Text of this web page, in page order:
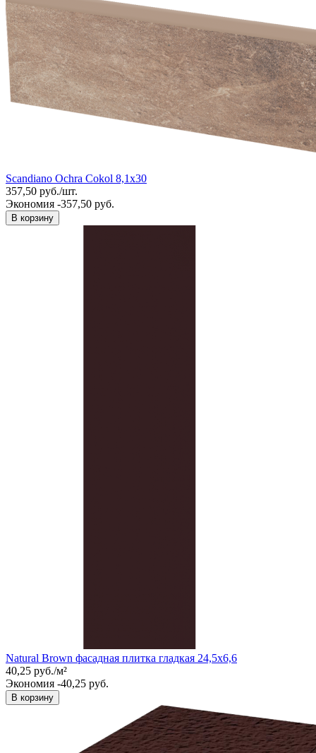
Scandiano Ochra Cokol 8,1x30
357,50 руб./шт.
Экономия -357,50 руб.
В корзину
Natural Brown фасадная плитка гладкая 24,5x6,6
40,25 руб./м²
Экономия -40,25 руб.
В корзину